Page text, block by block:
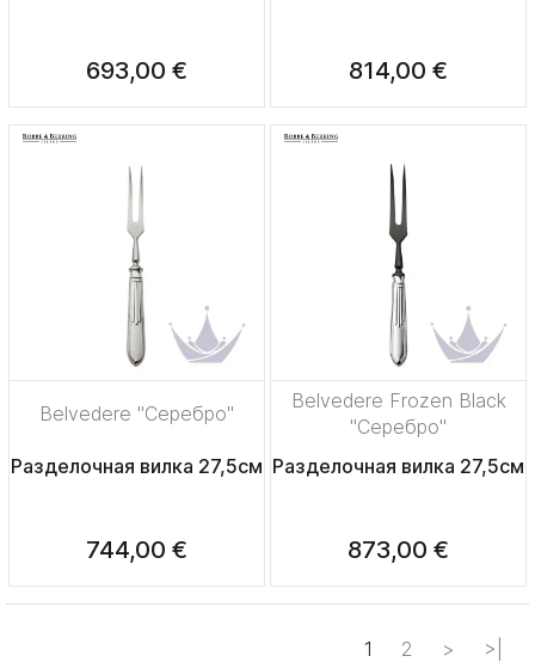
693,00 € 814,00 €
Belvedere "Серебро"
Разделочная вилка 27,5см
744,00 €
Belvedere Frozen Black
"Серебро"
Разделочная вилка 27,5см
873,00 €
1 2 > >|